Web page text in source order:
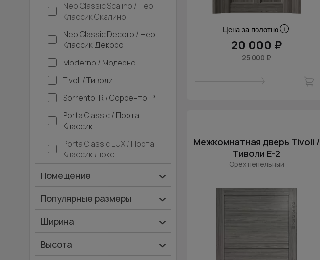
Neo Classic Scalino / Нео
Классик Скалино
Neo Classic Decoro / Нео
Классик Декоро
Moderno / Модерно
Tivoli / Тиволи
Sorrento-R / Сорренто-Р
Porta Classic / Порта
Классик
Porta Classic LUX / Порта
Классик Люкс
Помещение
Ванная и туалет
Дача
Популярные размеры
600х2000
Ширина
Ширина 40 см
Высота
Цена за полотно
20 000 ₽
25 000 ₽
Межкомнатная дверь Tivoli /
Тиволи Е-2
Орех пепельный